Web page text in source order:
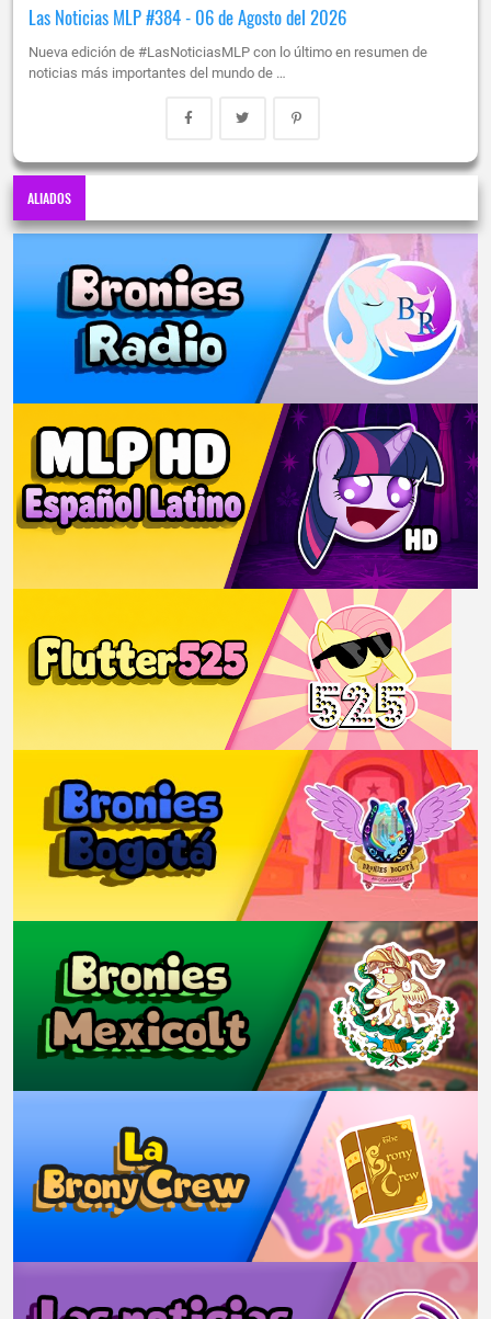
Las Noticias MLP #384 - 06 de Agosto del 2026
Nueva edición de #LasNoticiasMLP con lo último en resumen de
noticias más importantes del mundo de …
ALIADOS